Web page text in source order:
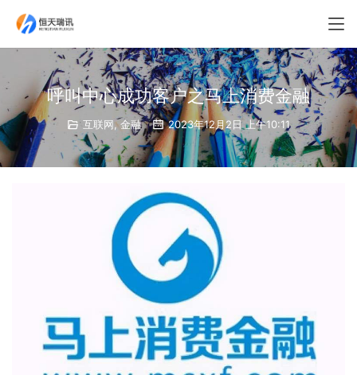
呼叫中心成功客户之马上消费金融
互联网,金融 2023年12月2日 上午10:11